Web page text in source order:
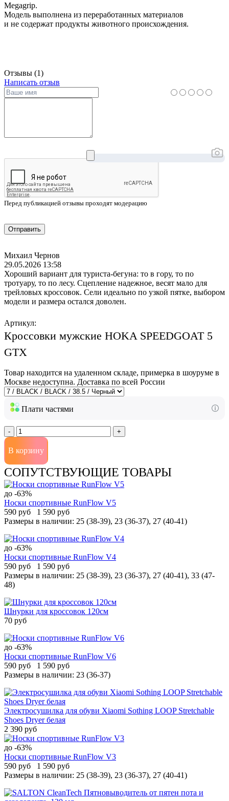
Megagrip.
Модель выполнена из переработанных материалов
и не содержат продукты животного происхождения.
Отзывы (1)
Написать отзыв
Отправить
Перед публикацией отзывы проходят модерацию
Михаил Чернов
29.05.2026 13:58
Хороший вариант для туриста-бегуна: то в гору, то по
тротуару, то по лесу. Сцепление надежное, весят мало для
трейловых кроссовок. Сели идеально по узкой пятке, выбором
модели и размера остался доволен.
Артикул:
Кроссовки мужские HOKA SPEEDGOAT 5
GTX
Товар находится на удаленном складе, примерка в шоуруме в
Москве недоступна. Доставка по всей России
Плати частями
- +
В корзину
СОПУТСТВУЮЩИЕ ТОВАРЫ
до -63%
Носки спортивные RunFlow V5
590 руб
1 590 руб
Размеры в наличии: 25 (38-39), 23 (36-37), 27 (40-41)
до -63%
Носки спортивные RunFlow V4
590 руб
1 590 руб
Размеры в наличии: 25 (38-39), 23 (36-37), 27 (40-41), 33 (47-
48)
Шнурки для кроссовок 120см
70 руб
до -63%
Носки спортивные RunFlow V6
590 руб
1 590 руб
Размеры в наличии: 23 (36-37)
Электросушилка для обуви Xiaomi Sothing LOOP Stretchable
Shoes Dryer белая
2 390 руб
до -63%
Носки спортивные RunFlow V3
590 руб
1 590 руб
Размеры в наличии: 25 (38-39), 23 (36-37), 27 (40-41)